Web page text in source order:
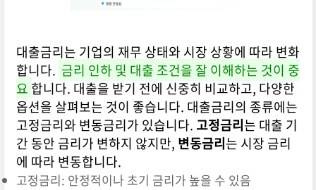
대출금리는 기업의 재무 상태와 시장 상황에 따라 변화
합니다. 금리 인하 및 대출 조건을 잘 이해하는 것이 중
요 합니다. 대출을 받기 전에 신중히 비교하고, 다양한
옵션을 살펴보는 것이 좋습니다. 대출금리의 종류에는
고정금리와 변동금리가 있습니다. 고정금리는 대출 기
간 동안 금리가 변하지 않지만, 변동금리는 시장 금리
에 따라 변동합니다.
고정금리: 안정적이나 초기 금리가 높을 수 있음